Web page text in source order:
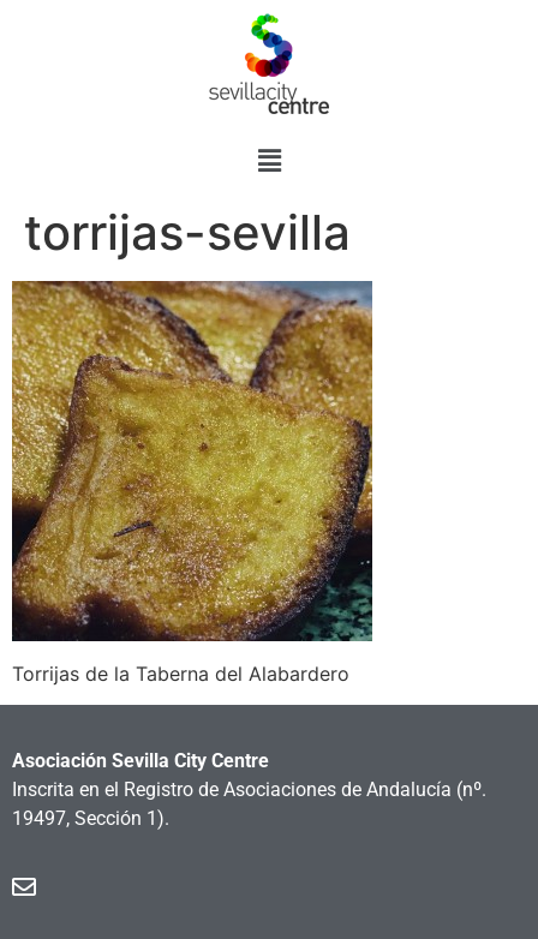
torrijas-sevilla
Torrijas de la Taberna del Alabardero
Asociación Sevilla City Centre
Inscrita en el Registro de Asociaciones de Andalucía (nº.
19497, Sección 1).